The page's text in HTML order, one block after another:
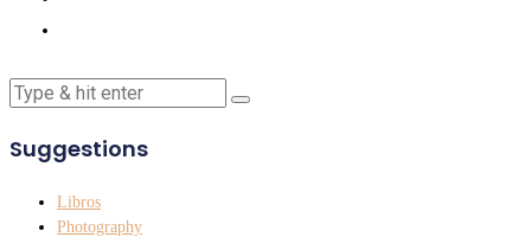
Suggestions
Libros
Photography